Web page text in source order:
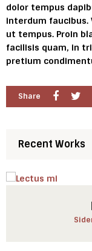
dolor tempus
interdum
ut tempus. Proin
facilisis quam, in
pretium
Share
Recent Works